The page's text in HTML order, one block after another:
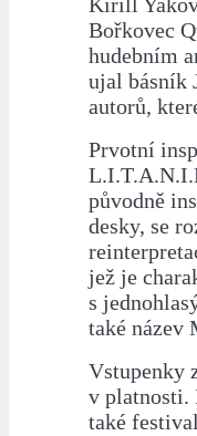
Kirill
Bořkovec
hudebním
ujal básník
autorů,
Prvotní
původně
desky, se
jež je
s
také název
Vstupenky
v platnosti.
také